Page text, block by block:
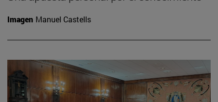
Imagen Manuel Castells